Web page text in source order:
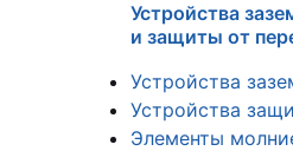
Устройства
и защиты от
Устройства
Устройства
Элементы